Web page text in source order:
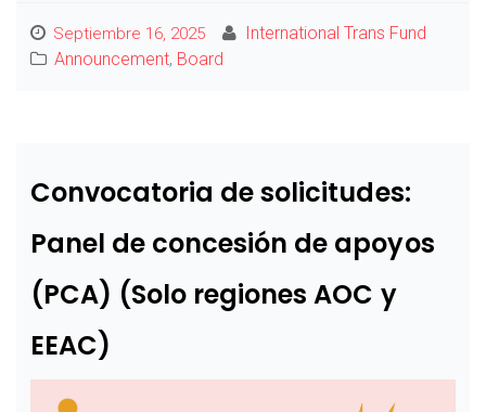
Septiembre 16, 2025
International Trans Fund
Announcement, Board
Convocatoria de solicitudes:
Panel de concesión de apoyos
(PCA) (Solo regiones AOC y
EEAC)